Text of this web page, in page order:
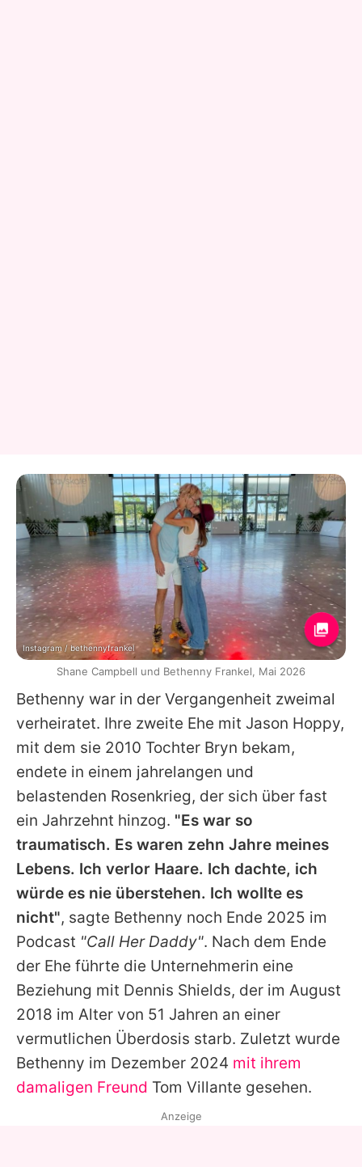
Bethenny war in der Vergangenheit zweimal
verheiratet. Ihre zweite Ehe mit Jason Hoppy,
mit dem sie 2010 Tochter Bryn bekam,
endete in einem jahrelangen und
belastenden Rosenkrieg, der sich über fast
ein Jahrzehnt hinzog. "Es war so
traumatisch. Es waren zehn Jahre meines
Lebens. Ich verlor Haare. Ich dachte, ich
würde es nie überstehen. Ich wollte es
nicht", sagte Bethenny noch Ende 2025 im
Podcast "Call Her Daddy". Nach dem Ende
der Ehe führte die Unternehmerin eine
Beziehung mit Dennis Shields, der im August
2018 im Alter von 51 Jahren an einer
vermutlichen Überdosis starb. Zuletzt wurde
Bethenny im Dezember 2024 mit ihrem
damaligen Freund Tom Villante gesehen.
Instagram / bethennyfrankel
Shane Campbell und Bethenny Frankel, Mai 2026
Anzeige